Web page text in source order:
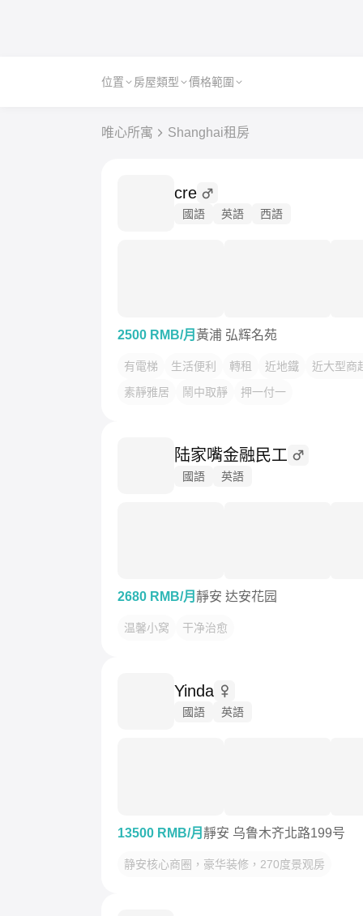
位置 房屋類型 價格範圍
唯心所寓 Shanghai租房
cre
國語 英語 西語
2500 RMB/月 黃浦 弘辉名苑
有電梯 生活便利 轉租 近地鐵
近大型商
素靜雅居
鬧中取靜 押一付一
陆家嘴金融民工
國語 英語
2680 RMB/月 靜安 达安花园
温馨小窝 干净治愈
Yinda
國語 英語
13500 RMB/月 靜安 乌鲁木齐北路199号
静安核心商圈，豪华装修，270度景观房